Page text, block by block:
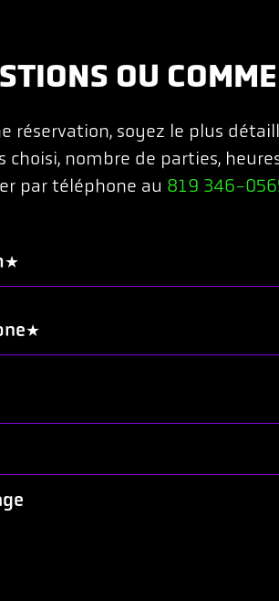
OU
réservation, soyez le plus
choisi, nombre de parties,
par téléphone au 819 346-